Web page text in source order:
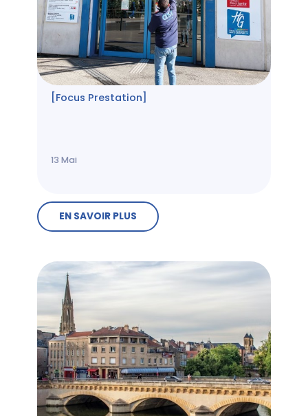
[Focus Prestation]
13 Mai
EN SAVOIR PLUS